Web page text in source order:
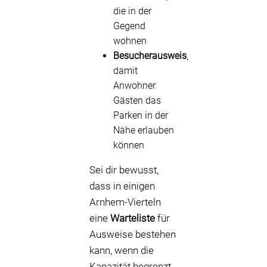
die in der
Gegend
wohnen
Besucherausweis,
damit
Anwohner
Gästen das
Parken in der
Nähe erlauben
können
Sei dir bewusst,
dass in einigen
Arnhem-Vierteln
eine Warteliste für
Ausweise bestehen
kann, wenn die